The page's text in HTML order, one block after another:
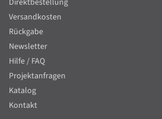
Direktbestellung
Versandkosten
Rückgabe
Newsletter
Hilfe / FAQ
Projektanfragen
Katalog
Kontakt